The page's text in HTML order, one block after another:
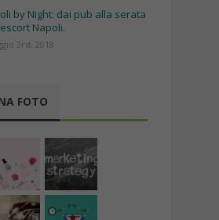
by Night: dai pub alla serata
Napoli.
3rd, 2018
FOTO